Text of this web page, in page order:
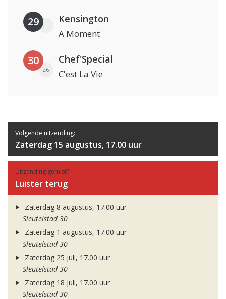
29 Kensington
A Moment
30
26
Chef'Special
C'est La Vie
Volgende uitzending:
Zaterdag 15 augustus, 17.00 uur
Uitzending gemist?
Luister terug
Zaterdag 8 augustus, 17.00 uur
Sleutelstad 30
Zaterdag 1 augustus, 17.00 uur
Sleutelstad 30
Zaterdag 25 juli, 17.00 uur
Sleutelstad 30
Zaterdag 18 juli, 17.00 uur
Sleutelstad 30